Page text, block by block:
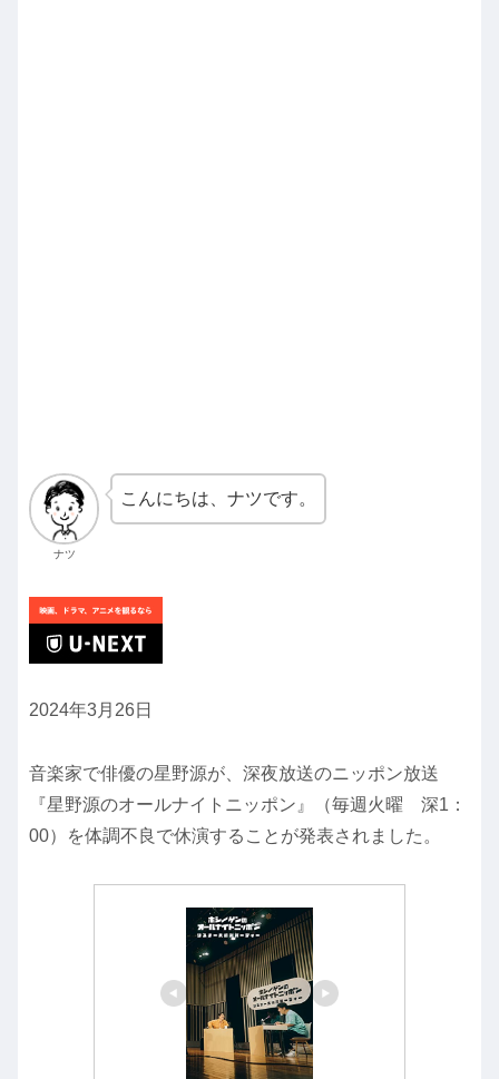
ナツ
こんにちは、ナツです。
2024年3月26日
音楽家で俳優の星野源が、深夜放送のニッポン放送
『星野源のオールナイトニッポン』（毎週火曜 深1：
00）を体調不良で休演することが発表されました。